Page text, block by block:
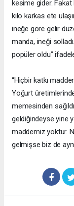
kesime gider. Fakat
kilo karkas ete
ineğe göre gelir
manda, ineği
popüler oldu”
“Hiçbir katkı
Yoğurt
memesinden
geldiğindeyse yine
maddemiz yoktur.
gelmişse biz de